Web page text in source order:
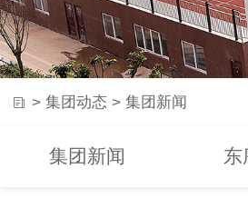
集团新闻 东
> 集团动态 > 集团新闻